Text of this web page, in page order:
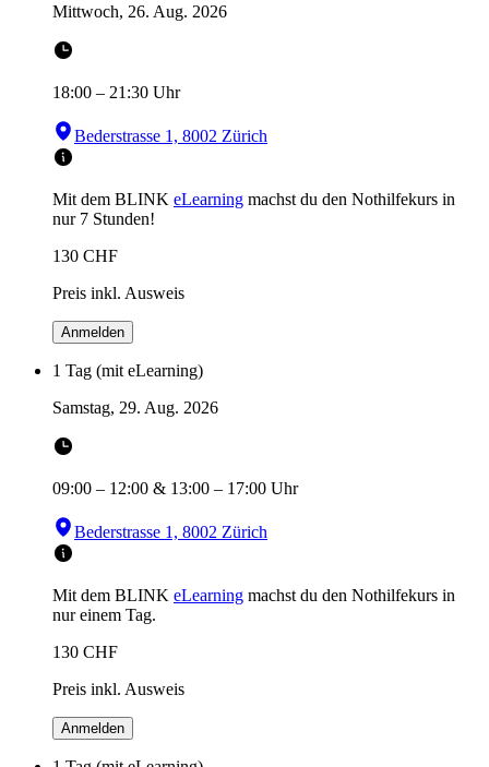
Mittwoch, 26. Aug. 2026
18:00 – 21:30 Uhr
Bederstrasse 1, 8002 Zürich
Mit dem BLINK eLearning machst du den Nothilfekurs in
nur 7 Stunden!
130 CHF
Preis inkl. Ausweis
Anmelden
1 Tag (mit eLearning)
Samstag, 29. Aug. 2026
09:00 – 12:00 & 13:00 – 17:00 Uhr
Bederstrasse 1, 8002 Zürich
Mit dem BLINK eLearning machst du den Nothilfekurs in
nur einem Tag.
130 CHF
Preis inkl. Ausweis
Anmelden